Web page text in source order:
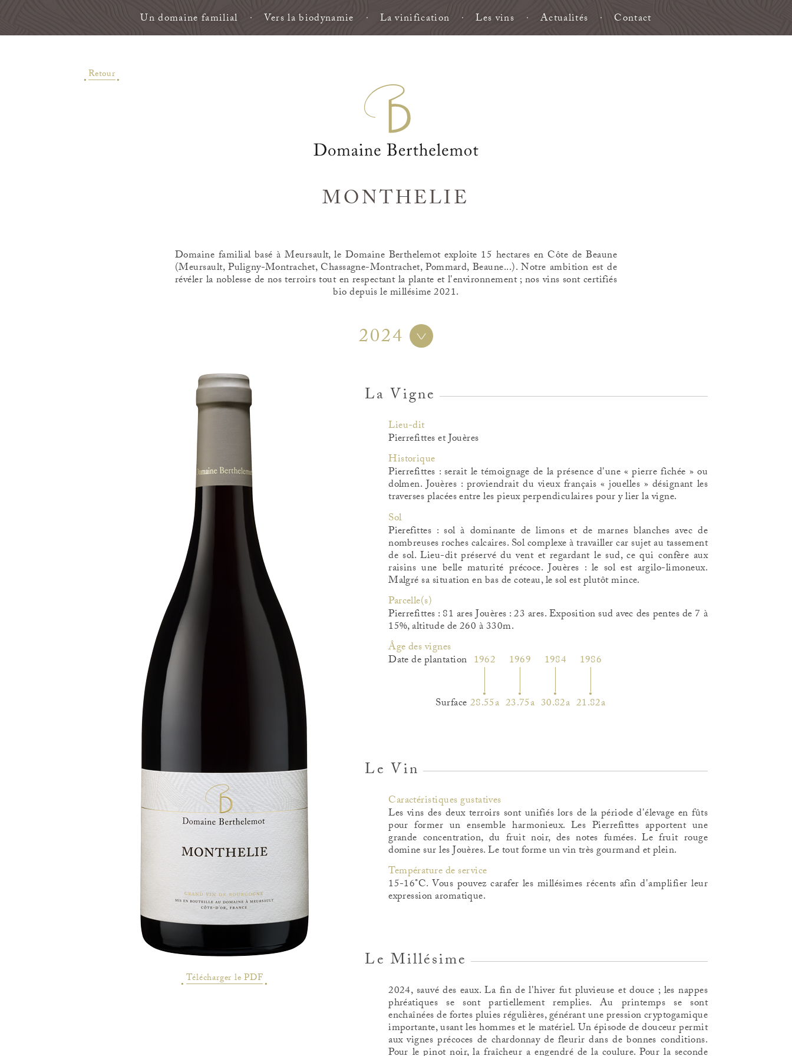
Un domaine familial Vers la biodynamie La vinification Les vins Actualités Contact
Retour
MONTHELIE
Domaine familial basé à Meursault, le Domaine Berthelemot exploite 15 hectares en Côte de Beaune
(Meursault, Puligny-Montrachet, Chassagne-Montrachet, Pommard, Beaune...). Notre ambition est de
révéler la noblesse de nos terroirs tout en respectant la plante et l'environnement ; nos vins sont certifiés
bio depuis le millésime 2021.
2024
Télécharger le PDF
La Vigne
Lieu-dit
Pierrefittes et Jouères
Historique
Pierrefittes : serait le témoignage de la présence d'une « pierre fichée » ou
dolmen. Jouères : proviendrait du vieux français « jouelles » désignant les
traverses placées entre les pieux perpendiculaires pour y lier la vigne.
Sol
Pierefittes : sol à dominante de limons et de marnes blanches avec de
nombreuses roches calcaires. Sol complexe à travailler car sujet au tassement
de sol. Lieu-dit préservé du vent et regardant le sud, ce qui confère aux
raisins une belle maturité précoce. Jouères : le sol est argilo-limoneux.
Malgré sa situation en bas de coteau, le sol est plutôt mince.
Parcelle(s)
Pierrefittes : 81 ares Jouères : 23 ares. Exposition sud avec des pentes de 7 à
15%, altitude de 260 à 330m.
ge des vignes
Date de plantation
Surface
1962
28.55a
1969
23.75a
1984
30.82a
1986
21.82a
Le Vin
Caractéristiques gustatives
Les vins des deux terroirs sont unifiés lors de la période d'élevage en fûts
pour former un ensemble harmonieux. Les Pierrefittes apportent une
grande concentration, du fruit noir, des notes fumées. Le fruit rouge
domine sur les Jouères. Le tout forme un vin très gourmand et plein.
Température de service
15-16°C. Vous pouvez carafer les millésimes récents afin d'amplifier leur
expression aromatique.
Le Millésime
2024, sauvé des eaux. La fin de l'hiver fut pluvieuse et douce ; les nappes
phréatiques se sont partiellement remplies. Au printemps se sont
enchaînées de fortes pluies régulières, générant une pression cryptogamique
importante, usant les hommes et le matériel. Un épisode de douceur permit
aux vignes précoces de chardonnay de fleurir dans de bonnes conditions.